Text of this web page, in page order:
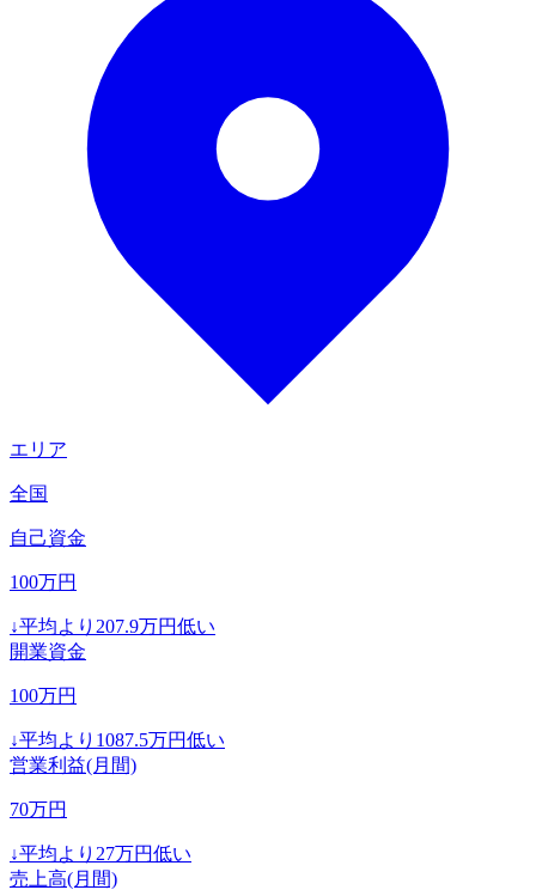
エリア
全国
自己資金
100万円
↓平均より 207.9万円低い
開業資金
100万円
↓平均より 1087.5万円低い
営業利益(月間)
70万円
↓平均より 27万円低い
売上高(月間)